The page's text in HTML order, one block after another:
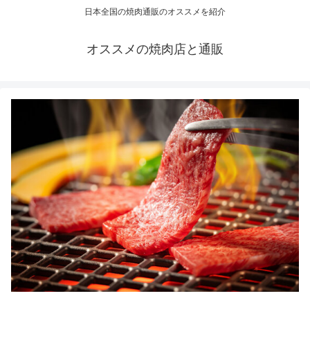
日本全国の焼肉通販のオススメを紹介
オススメの焼肉店と通販